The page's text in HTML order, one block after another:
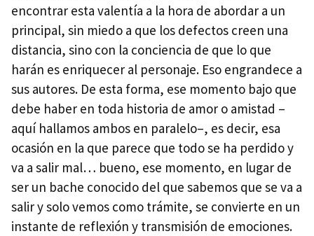
encontrar esta valentía a la hora de abordar a un
principal, sin miedo a que los defectos creen una
distancia, sino con la conciencia de que lo que
harán es enriquecer al personaje. Eso engrandece a
sus autores. De esta forma, ese momento bajo que
debe haber en toda historia de amor o amistad –
aquí hallamos ambos en paralelo–, es decir, esa
ocasión en la que parece que todo se ha perdido y
va a salir mal… bueno, ese momento, en lugar de
ser un bache conocido del que sabemos que se va a
salir y solo vemos como trámite, se convierte en un
instante de reflexión y transmisión de emociones.